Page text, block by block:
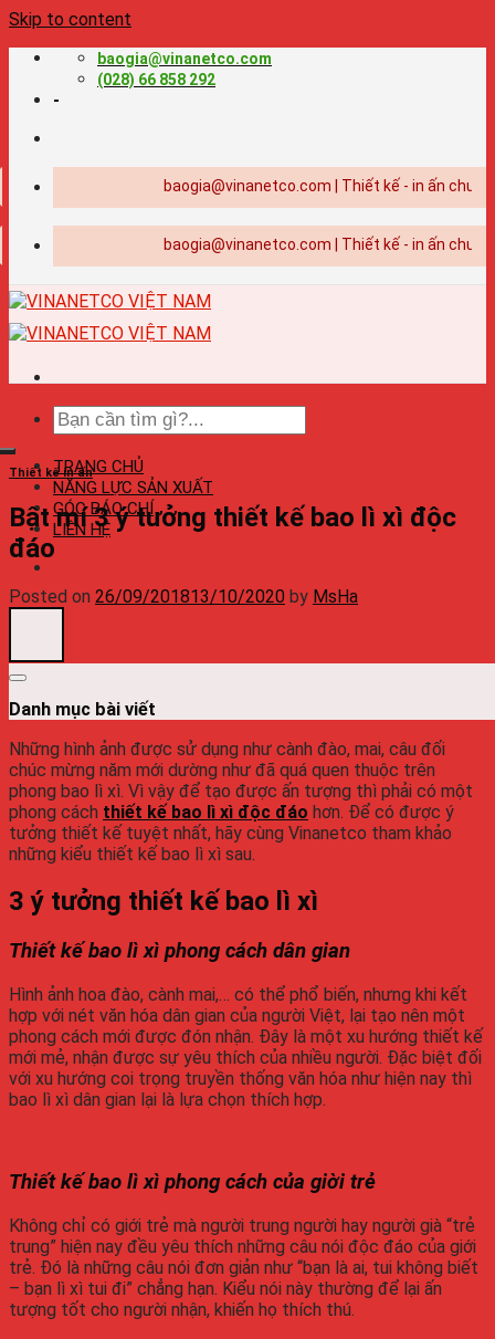
Skip to content
baogia@vinanetco.com
(028) 66 858 292
-
baogia@vinanetco.com | Thiết kế - in ấn chuyên
baogia@vinanetco.com | Thiết kế - in ấn chuyên
TRANG CHỦ
NĂNG LỰC SẢN XUẤT
GÓC BÁO CHÍ
LIÊN HỆ
Thiết kế in ấn
Bật mí 3 ý tưởng thiết kế bao lì xì độc
đáo
Posted on 26/09/201813/10/2020 by MsHa
Danh mục bài viết
Những hình ảnh được sử dụng như cành đào, mai, câu đối
chúc mừng năm mới dường như đã quá quen thuộc trên
phong bao lì xì. Vì vậy để tạo được ấn tượng thì phải có một
phong cách thiết kế bao lì xì độc đáo hơn. Để có được ý
tưởng thiết kế tuyệt nhất, hãy cùng Vinanetco tham khảo
những kiểu thiết kế bao lì xì sau.
3 ý tưởng thiết kế bao lì xì
Thiết kế bao lì xì phong cách dân gian
Hình ảnh hoa đào, cành mai,… có thể phổ biến, nhưng khi kết
hợp với nét văn hóa dân gian của người Việt, lại tạo nên một
phong cách mới được đón nhận. Đây là một xu hướng thiết kế
mới mẻ, nhận được sự yêu thích của nhiều người. Đặc biệt đối
với xu hướng coi trọng truyền thống văn hóa như hiện nay thì
bao lì xì dân gian lại là lựa chọn thích hợp.
Thiết kế bao lì xì phong cách của giời trẻ
Không chỉ có giới trẻ mà người trung người hay người già “trẻ
trung” hiện nay đều yêu thích những câu nói độc đáo của giới
trẻ. Đó là những câu nói đơn giản như “bạn là ai, tui không biết
– bạn lì xì tui đi” chẳng hạn. Kiểu nói này thường để lại ấn
tượng tốt cho người nhận, khiến họ thích thú.